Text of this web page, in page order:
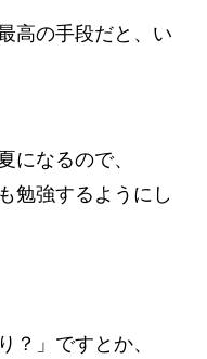
高の手段だと、い
になるので、
勉強するようにし
？」ですとか、